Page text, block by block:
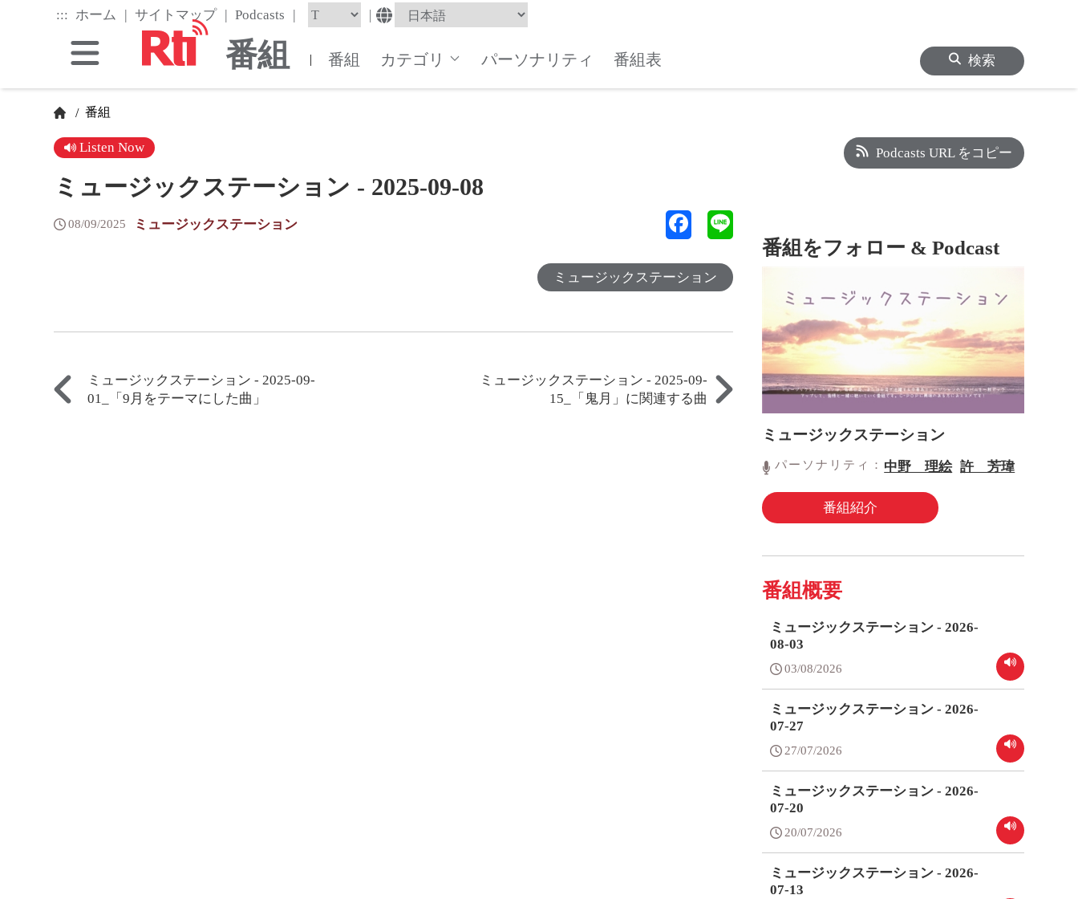
::: ホーム | サイトマップ | Podcasts | |
番組 | 番組 カテゴリ パーソナリティ 番組表 検索
/ 番組
Listen Now
ミュージックステーション - 2025-09-08
08/09/2025 ミュージックステーション
ミュージックステーション
ミュージックステーション - 2025-09-
01_「9月をテーマにした曲」
ミュージックステーション - 2025-09-
15_「鬼月」に関連する曲
Podcasts URL をコピー
番組をフォロー & Podcast
ミュージックステーション
パーソナリティ： 中野 理絵 許 芳瑋
番組紹介
番組概要
ミュージックステーション - 2026-
08-03
03/08/2026
ミュージックステーション - 2026-
07-27
27/07/2026
ミュージックステーション - 2026-
07-20
20/07/2026
ミュージックステーション - 2026-
07-13